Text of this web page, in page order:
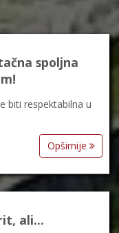
spoljna
biti respektabilna u
Opširnije
ali...